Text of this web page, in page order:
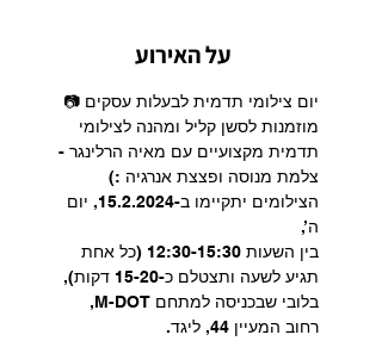
על האירוע
יום צילומי תדמית לבעלות עסקים 📷
מוזמנות לסשן קליל ומהנה לצילומי
תדמית מקצועיים עם מאיה הרלינגר -
צלמת מנוסה ופצצת אנרגיה :)
הצילומים יתקיימו ב-15.2.2024, יום
ה’,
בין השעות 12:30-15:30 (כל אחת
תגיע לשעה ותצטלם כ-15-20 דקות),
בלובי שבכניסה למתחם M-DOT,
רחוב המעיין 44, ליגד.